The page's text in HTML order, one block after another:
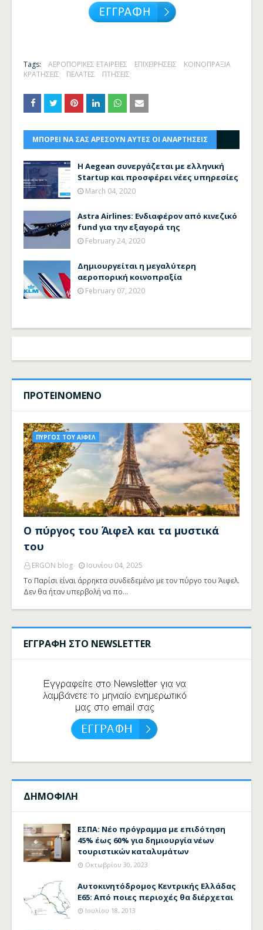
Tags: ΑΕΡΟΠΟΡΙΚΕΣ ΕΤΑΙΡΕΙΕΣ ΕΠΙΧΕΙΡΗΣΕΙΣ
ΚΟΙΝΟΠΡΑΞΙΑ
ΚΡΑΤΗΣΕΙΣ
ΠΕΛΑΤΕΣ ΠΤΗΣΕΙΣ
ΜΠΟΡΕΙ ΝΑ ΣΑΣ ΑΡΕΣΟΥΝ ΑΥΤΕΣ ΟΙ ΑΝΑΡΤΗΣΕΙΣ
Η Aegean συνεργάζεται με ελληνική
Startup και προσφέρει νέες υπηρεσίες
March 04, 2020
Astra Airlines: Ενδιαφέρον από κινεζικό
fund για την εξαγορά της
February 24, 2020
Δημιουργείται η μεγαλύτερη
αεροπορική κοινοπραξία
February 07, 2020
ΠΡΟΤΕΙΝΟΜΕΝΟ
ΠΥΡΓΟΣ ΤΟΥ ΑΙΦΕΛ
Ο πύργος του Άιφελ και τα μυστικά
του
ERGON blog
Ιουνίου 04, 2025
Το Παρίσι είναι άρρηκτα συνδεδεμένο με τον πύργο του Άιφελ.
Δεν θα ήταν υπερβολή να πο…
ΕΓΓΡΑΦΗ ΣΤΟ NEWSLETTER
ΔΗΜΟΦΙΛΗ
ΕΣΠΑ: Νέο πρόγραμμα με επιδότηση
45% έως 60% για δημιουργία νέων
τουριστικών καταλυμάτων
Οκτωβρίου 30, 2023
Αυτοκινητόδρομος Κεντρικής Ελλάδας
Ε65: Από ποιες περιοχές θα διέρχεται
Ιουλίου 18, 2013